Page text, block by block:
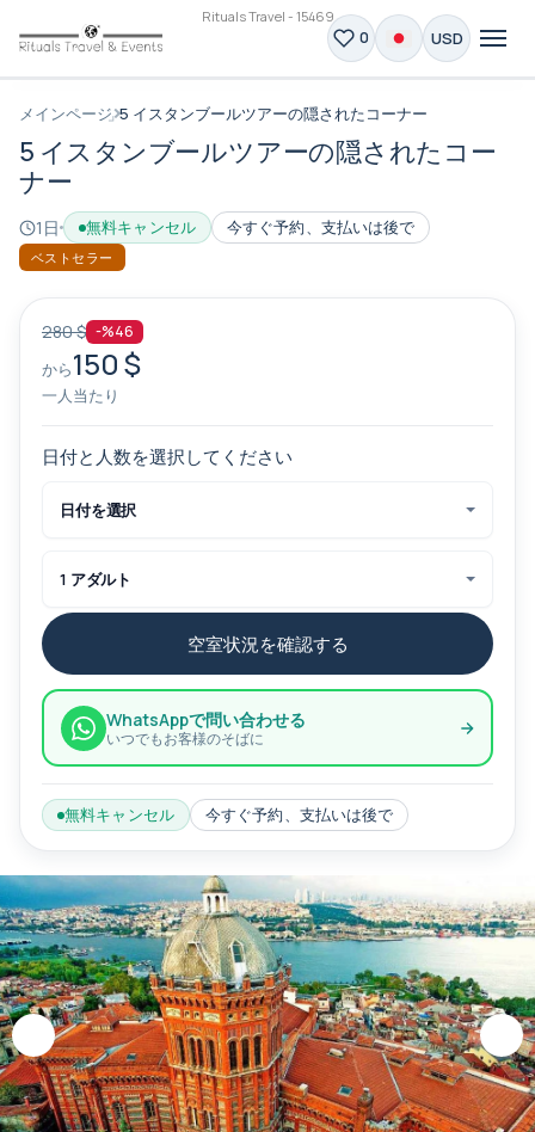
Rituals Travel - 15469
0 USD
メインページ 5 イスタンブールツアーの隠されたコーナー
5 イスタンブールツアーの隠されたコー
ナー
1日 無料キャンセル 今すぐ予約、支払いは後で
ベストセラー
280 $ -%46
から150 $
一人当たり
日付と人数を選択してください
日付を選択
1 アダルト
空室状況を確認する
WhatsAppで問い合わせる
いつでもお客様のそばに
無料キャンセル 今すぐ予約、支払いは後で